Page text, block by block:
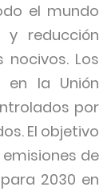
el mundo
y reducción
Los
en la Unión
por
El objetivo
de
2030 en